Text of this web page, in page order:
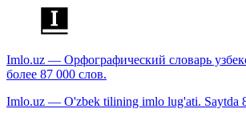
Imlo.uz — Орфографический словарь
более 87 000 слов.
Imlo.uz — O'zbek tilining imlo lug'ati. Saytda